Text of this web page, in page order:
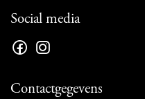
Social media
Contactgegevens